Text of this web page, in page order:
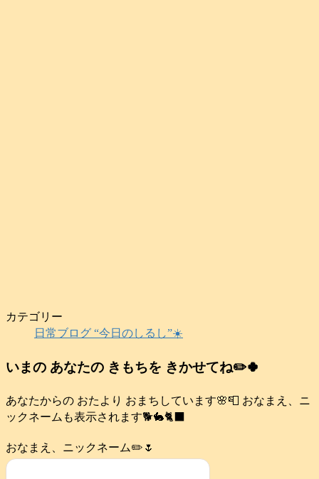
カテゴリー
日常ブログ “今日のしるし”☀️
いまの あなたの きもちを きかせてね✏️🍀
あなたからの おたより おまちしています🌸📮 おなまえ、ニ
ックネームも表示されます🐕️🐇🐈‍⬛
おなまえ、ニックネーム✏️🌷